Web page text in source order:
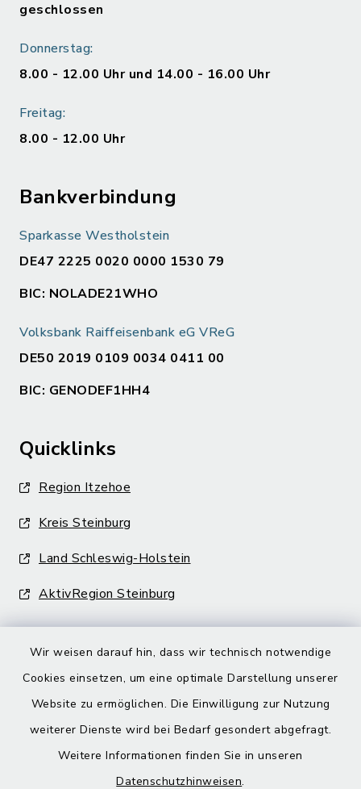
Wir weisen darauf hin, dass wir technisch notwendige
Cookies einsetzen, um eine optimale Darstellung unserer
Website zu ermöglichen. Die Einwilligung zur Nutzung
weiterer Dienste wird bei Bedarf gesondert abgefragt.
Weitere Informationen finden Sie in unseren
Datenschutzhinweisen.
geschlossen
Donnerstag:
8.00 - 12.00 Uhr und 14.00 - 16.00 Uhr
Freitag:
8.00 - 12.00 Uhr
Bankverbindung
Sparkasse Westholstein
DE47 2225 0020 0000 1530 79
BIC: NOLADE21WHO
Volksbank Raiffeisenbank eG VReG
DE50 2019 0109 0034 0411 00
BIC: GENODEF1HH4
Quicklinks
Region Itzehoe
Kreis Steinburg
Land Schleswig-Holstein
AktivRegion Steinburg
Kontakt
Barrierefreiheit